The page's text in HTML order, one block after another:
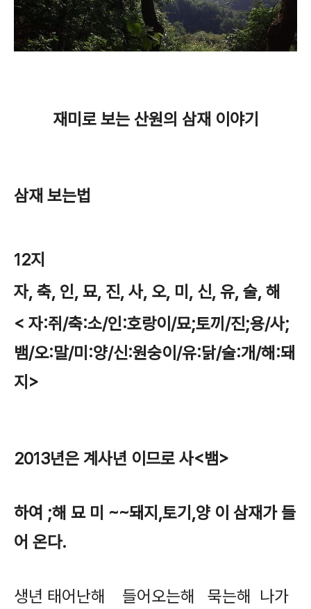
재미로 보는 산원의 삼재 이야기
삼재 보는법
12지
자, 축, 인, 묘, 진, 사, 오, 미, 신, 유, 술, 해
< 자:쥐/축:소/인:호랑이/묘;토끼/진;용/사;
뱀/오:말/미:양/신:원숭이/유:닭/술:개/해:돼
지>
2013년은 계사년 이므로 사<뱀>
하여 ;해 묘 미 ~~돼지,토기,양 이 삼재가 들
어 온다.
생년 태어난해 들어오는해 묵는해 나가